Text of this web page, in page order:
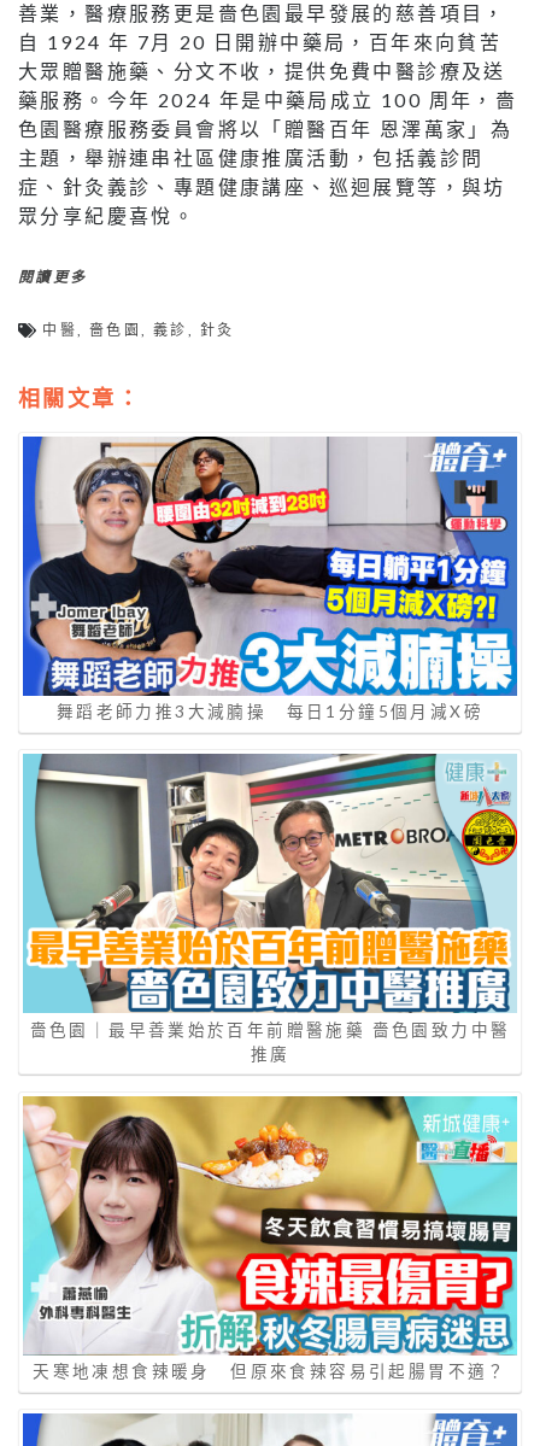
善業，醫療服務更是嗇色園最早發展的慈善項目，
自 1924 年 7月 20 日開辦中藥局，百年來向貧苦
大眾贈醫施藥、分文不收，提供免費中醫診療及送
藥服務。今年 2024 年是中藥局成立 100 周年，嗇
色園醫療服務委員會將以「贈醫百年 恩澤萬家」為
主題，舉辦連串社區健康推廣活動，包括義診問
症、針灸義診、專題健康講座、巡迴展覽等，與坊
眾分享紀慶喜悅。
閱讀更多
中醫,嗇色園,義診 , 針灸
相關文章：
舞蹈老師力推3大減腩操 每日1分鐘5個月減X磅
嗇色園｜最早善業始於百年前贈醫施藥 嗇色園致力中醫
推廣
天寒地凍想食辣暖身 但原來食辣容易引起腸胃不適？